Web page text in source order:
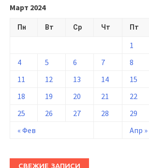
Март 2024
Пн Вт Ср Чт Пт
« Фев Апр »
1
4
5 6 7 8
11
12 13 14 15
18
19 20 21 22
25
26 27 28 29
СВЕЖИЕ ЗАПИСИ